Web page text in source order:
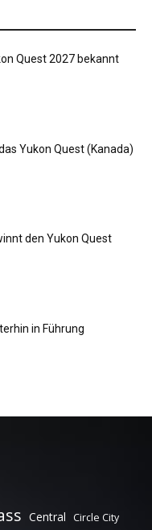
Quest 2027 bekannt
Yukon Quest (Kanada)
den Yukon Quest
in Führung
Central Circle City